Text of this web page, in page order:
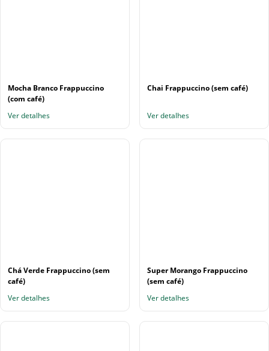
Mocha Branco Frappuccino
(com café)
Ver detalhes
Chai Frappuccino (sem café)
Ver detalhes
Chá Verde Frappuccino (sem
café)
Ver detalhes
Super Morango Frappuccino
(sem café)
Ver detalhes